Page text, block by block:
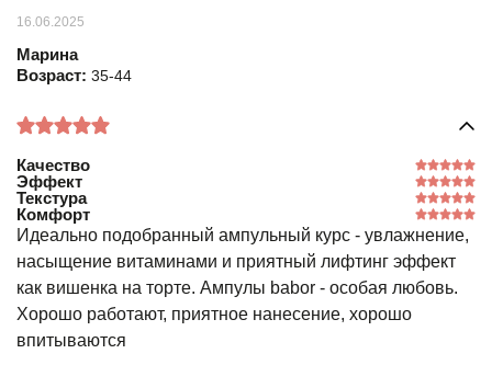
16.06.2025
Марина
Возраст: 35-44
Качество
Эффект
Текстура
Комфорт
Идеально подобранный ампульный курс - увлажнение,
насыщение витаминами и приятный лифтинг эффект
как вишенка на торте. Ампулы babor - особая любовь.
Хорошо работают, приятное нанесение, хорошо
впитываются